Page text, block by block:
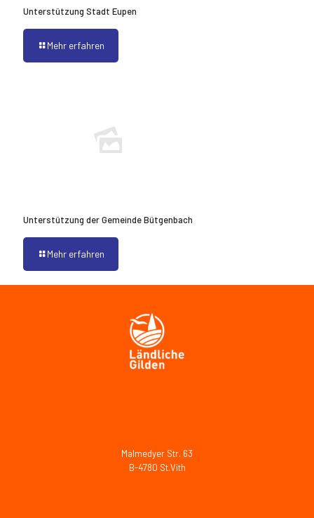
Unterstützung Stadt Eupen
Mehr erfahren
Unterstützung der Gemeinde Bütgenbach
Mehr erfahren
Malmedyer Str. 63
B-4780 St.Vith